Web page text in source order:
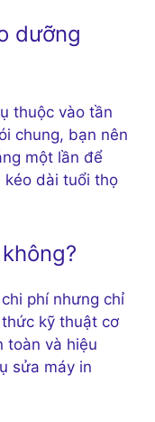
dưỡng
thuộc vào tần
chung, bạn nên
một lần để
dài tuổi thọ
phí nhưng chỉ
kỹ thuật cơ
toàn và hiệu
sửa máy in